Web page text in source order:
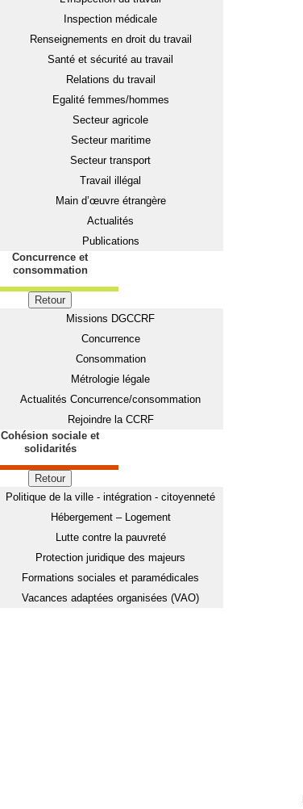
Inspection médicale
Renseignements en droit du travail
Santé et sécurité au travail
Relations du travail
Egalité femmes/hommes
Secteur agricole
Secteur maritime
Secteur transport
Travail illégal
Main d’œuvre étrangère
Actualités
Publications
Concurrence et
consommation
Retour
Missions DGCCRF
Concurrence
Consommation
Métrologie légale
Actualités Concurrence/consommation
Rejoindre la CCRF
Cohésion sociale et
solidarités
Retour
Politique de la ville - intégration - citoyenneté
Hébergement – Logement
Lutte contre la pauvreté
Protection juridique des majeurs
Formations sociales et paramédicales
Vacances adaptées organisées (VAO)